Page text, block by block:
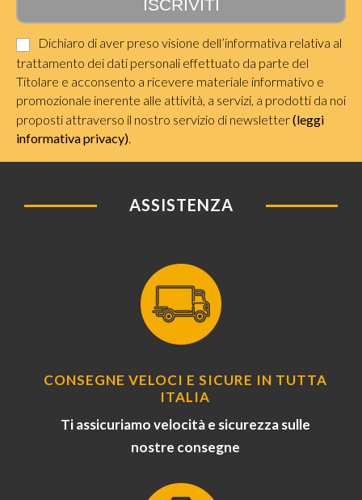
Dichiaro di aver preso visione dell’informativa relativa al
trattamento dei dati personali effettuato da parte del
Titolare e acconsento a ricevere materiale informativo e
promozionale inerente alle attività, a servizi, a prodotti da noi
proposti attraverso il nostro servizio di newsletter(leggi
informativa privacy).
ASSISTENZA
CONSEGNE VELOCI E SICURE IN TUTTA
ITALIA
Ti assicuriamo velocità e sicurezza sulle
nostre consegne